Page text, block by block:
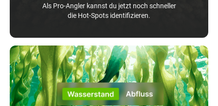
Als Pro-Angler kannst du jetzt noch schneller
die Hot-Spots identifizieren.